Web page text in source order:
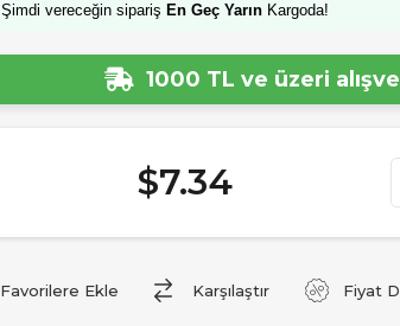
Şimdi vereceğin sipariş En Geç Yarın Kargoda!
1000 TL ve üzeri
$7.34
Favorilere Ekle Karşılaştır Fiyat